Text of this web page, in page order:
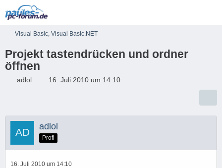
Visual Basic, Visual Basic.NET
Projekt tastendrücken und ordner
öffnen
adlol 16. Juli 2010 um 14:10
adlol
Profi
16. Juli 2010 um 14:10